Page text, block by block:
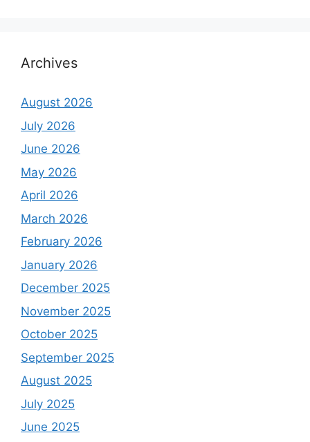
Archives
August 2026
July 2026
June 2026
May 2026
April 2026
March 2026
February 2026
January 2026
December 2025
November 2025
October 2025
September 2025
August 2025
July 2025
June 2025